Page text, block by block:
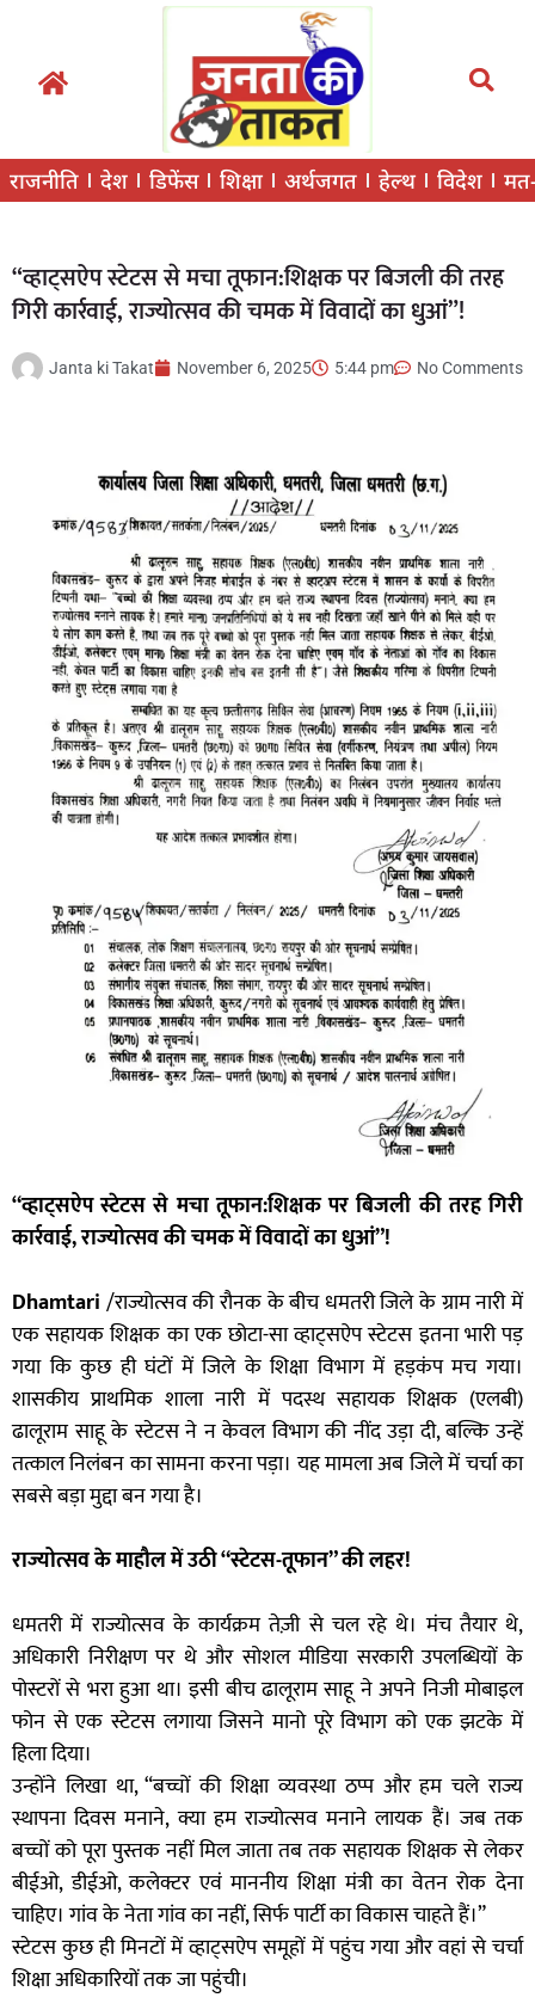
राजनीति देश डिफेंस शिक्षा अर्थजगत हेल्थ विदेश
“व्हाट्सऐप स्टेटस से मचा तूफान:शिक्षक पर बिजली की तरह
गिरी कार्रवाई, राज्योत्सव की चमक में विवादों का धुआं”!
Janta ki Takat November 6, 2025 5:44 pm No Comments
“व्हाट्सऐप स्टेटस से मचा तूफान:शिक्षक पर बिजली की तरह गिरी
कार्रवाई, राज्योत्सव की चमक में विवादों का धुआं”!
Dhamtari /राज्योत्सव की रौनक के बीच धमतरी जिले के ग्राम नारी में
एक सहायक शिक्षक का एक छोटा-सा व्हाट्सऐप स्टेटस इतना भारी पड़
गया कि कुछ ही घंटों में जिले के शिक्षा विभाग में हड़कंप मच गया।
शासकीय प्राथमिक शाला नारी में पदस्थ सहायक शिक्षक (एलबी)
ढालूराम साहू के स्टेटस ने न केवल विभाग की नींद उड़ा दी, बल्कि उन्हें
तत्काल निलंबन का सामना करना पड़ा। यह मामला अब जिले में चर्चा का
सबसे बड़ा मुद्दा बन गया है।
राज्योत्सव के माहौल में उठी “स्टेटस-तूफान” की लहर!
धमतरी में राज्योत्सव के कार्यक्रम तेज़ी से चल रहे थे। मंच तैयार थे,
अधिकारी निरीक्षण पर थे और सोशल मीडिया सरकारी उपलब्धियों के
पोस्टरों से भरा हुआ था। इसी बीच ढालूराम साहू ने अपने निजी मोबाइल
फोन से एक स्टेटस लगाया जिसने मानो पूरे विभाग को एक झटके में
हिला दिया।
उन्होंने लिखा था, “बच्चों की शिक्षा व्यवस्था ठप्प और हम चले राज्य
स्थापना दिवस मनाने, क्या हम राज्योत्सव मनाने लायक हैं। जब तक
बच्चों को पूरा पुस्तक नहीं मिल जाता तब तक सहायक शिक्षक से लेकर
बीईओ, डीईओ, कलेक्टर एवं माननीय शिक्षा मंत्री का वेतन रोक देना
चाहिए। गांव के नेता गांव का नहीं, सिर्फ पार्टी का विकास चाहते हैं।”
स्टेटस कुछ ही मिनटों में व्हाट्सऐप समूहों में पहुंच गया और वहां से चर्चा
शिक्षा अधिकारियों तक जा पहुंची।